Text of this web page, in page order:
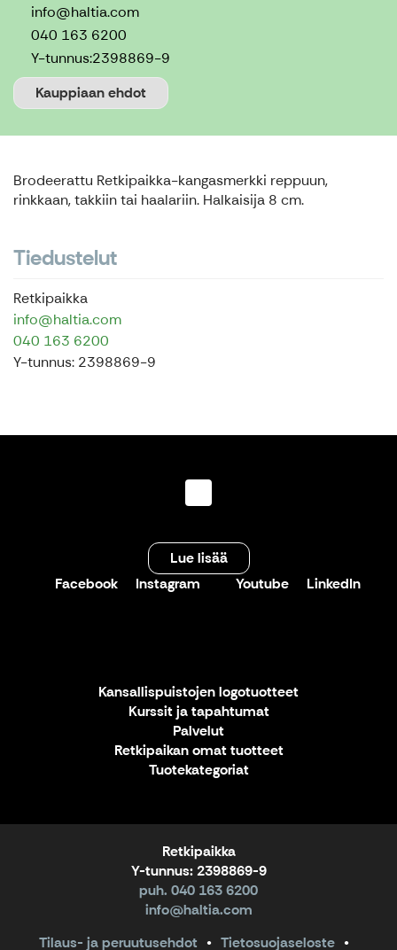
info@haltia.com
040 163 6200
Y-tunnus:2398869-9
Kauppiaan ehdot
Brodeerattu Retkipaikka-kangasmerkki reppuun,
rinkkaan, takkiin tai haalariin. Halkaisija 8 cm.
Tiedustelut
Retkipaikka
info@haltia.com
040 163 6200
Y-tunnus: 2398869-9
Lue lisää
Facebook
Instagram Youtube LinkedIn
Kansallispuistojen logotuotteet
Kurssit ja tapahtumat
Palvelut
Retkipaikan omat tuotteet
Tuotekategoriat
Retkipaikka
Y-tunnus: 2398869-9
puh. 040 163 6200
info@haltia.com
Tilaus- ja peruutusehdot
Tietosuojaseloste